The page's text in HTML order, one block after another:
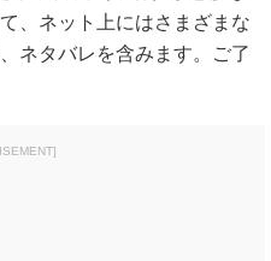
、ネット上にはさまざまな
ネタバレを含みます。ご了